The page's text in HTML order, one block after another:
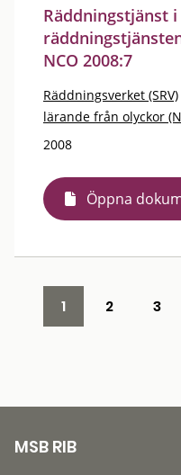
Räddningstjänst
NCO 2008:7
Räddningsverket (SRV)
lärande från olyckor
2008
Öppna
1 2 3
MSB RIB